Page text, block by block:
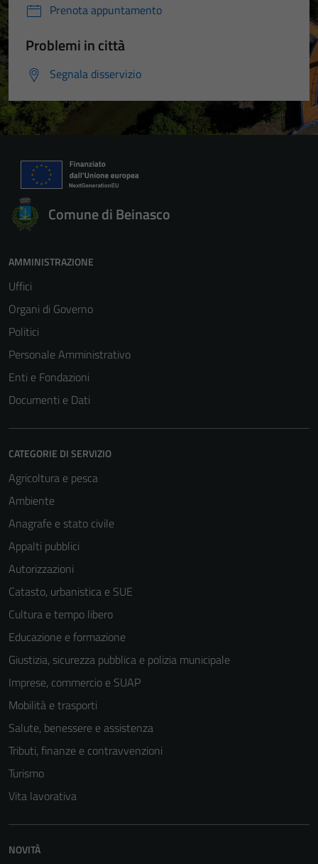
Prenota appuntamento
Problemi in città
Segnala disservizio
Comune di Beinasco
AMMINISTRAZIONE
Uffici
Organi di Governo
Politici
Personale Amministrativo
Enti e Fondazioni
Documenti e Dati
CATEGORIE DI SERVIZIO
Agricoltura e pesca
Ambiente
Anagrafe e stato civile
Appalti pubblici
Autorizzazioni
Catasto, urbanistica e SUE
Cultura e tempo libero
Educazione e formazione
Giustizia, sicurezza pubblica e polizia municipale
Imprese, commercio e SUAP
Mobilità e trasporti
Salute, benessere e assistenza
Tributi, finanze e contravvenzioni
Turismo
Vita lavorativa
NOVITÀ
non raccolgono